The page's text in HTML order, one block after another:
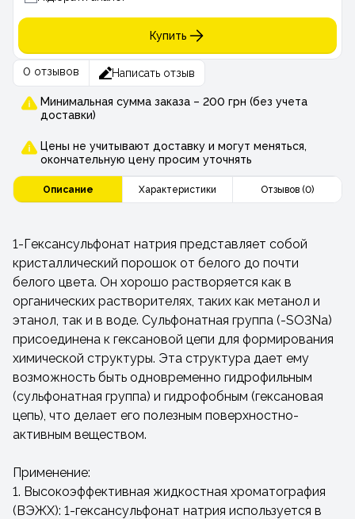
Купить
0 отзывов Написать отзыв
Минимальная сумма заказа – 200 грн (без учета
доставки)
Цены не учитывают доставку и могут меняться,
окончательную цену просим уточнять
Описание Характеристики Отзывов (0)
1-Гексансульфонат натрия представляет собой
кристаллический порошок от белого до почти
белого цвета. Он хорошо растворяется как в
органических растворителях, таких как метанол и
этанол, так и в воде. Сульфонатная группа (-SO3Na)
присоединена к гексановой цепи для формирования
химической структуры. Эта структура дает ему
возможность быть одновременно гидрофильным
(сульфонатная группа) и гидрофобным (гексановая
цепь), что делает его полезным поверхностно-
активным веществом.
Применение:
1. Высокоэффективная жидкостная хроматография
(ВЭЖХ): 1-гексансульфонат натрия используется в